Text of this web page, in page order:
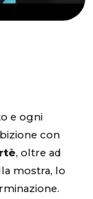
e ogni
con
, oltre ad
mostra, lo